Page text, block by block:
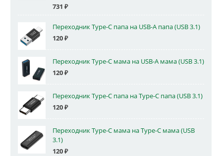
731 ₽
Переходник Type-C папа на USB-A папа (USB 3.1)
120₽
Переходник Type-C мама на USB-A мама (USB 3.1)
120₽
Переходник Type-C папа на Type-C папа (USB 3.1)
120₽
Переходник Type-C мама на Type-C мама (USB
3.1)
120₽